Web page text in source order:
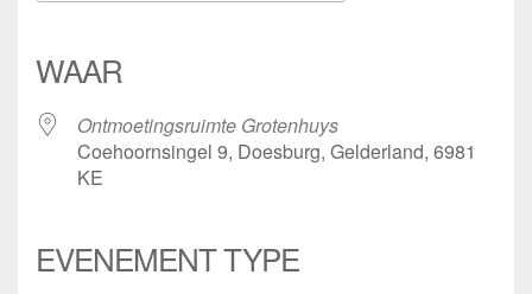
WAAR
Ontmoetingsruimte Grotenhuys
Coehoornsingel 9, Doesburg, Gelderland, 6981
KE
EVENEMENT TYPE